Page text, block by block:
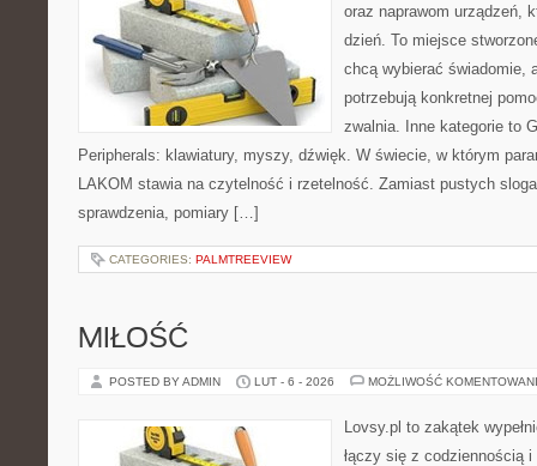
oraz naprawom urządzeń,
dzień. To miejsce
chcą wybierać świadomie,
potrzebują konkretnej
zwalnia. Inne kategorie to
Peripherals: klawiatury, myszy, dźwięk. W świecie, w którym
LAKOM stawia na czytelność i rzetelność. Zamiast pustych
sprawdzenia, pomiary […]
CATEGORIES: PALMTREEVIEW
MIŁOŚĆ
POSTED BY ADMIN LUT - 6 - 2026 MOŻLIWOŚĆ
Lovsy.pl to zakątek
łączy się z codziennością